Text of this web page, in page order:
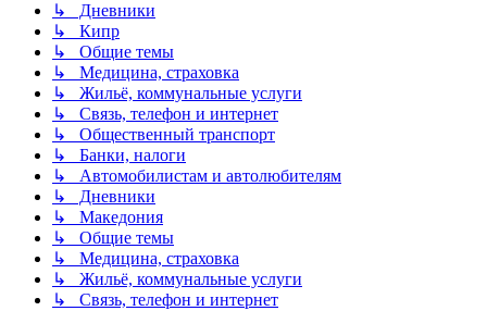
↳ Дневники
↳ Кипр
↳ Общие темы
↳ Медицина, страховка
↳ Жильё, коммунальные услуги
↳ Связь, телефон и интернет
↳ Общественный транспорт
↳ Банки, налоги
↳ Автомобилистам и автолюбителям
↳ Дневники
↳ Македония
↳ Общие темы
↳ Медицина, страховка
↳ Жильё, коммунальные услуги
↳ Связь, телефон и интернет